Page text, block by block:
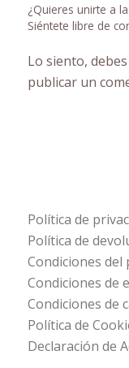
¿Quieres unirte a
Siéntete libre de
Lo siento,
publicar un
Política de
Política de
Condiciones del
Condiciones de
Condiciones de
Política de
Declaración de